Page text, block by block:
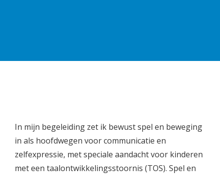
In mijn begeleiding zet ik bewust spel en beweging
in als hoofdwegen voor communicatie en
zelfexpressie, met speciale aandacht voor kinderen
met een taalontwikkelingsstoornis (TOS). Spel en